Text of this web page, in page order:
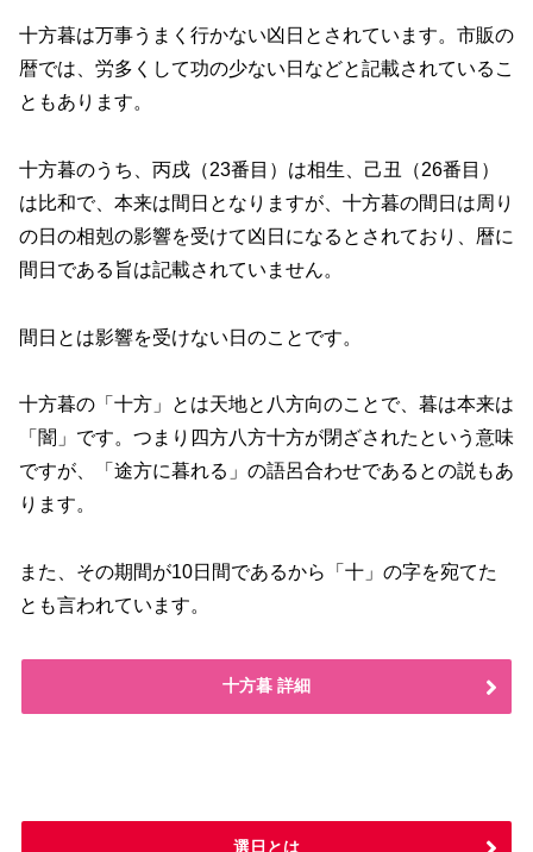
十方暮は万事うまく行かない凶日とされています。市販の
暦では、労多くして功の少ない日などと記載されているこ
ともあります。
十方暮のうち、丙戌（23番目）は相生、己丑（26番目）
は比和で、本来は間日となりますが、十方暮の間日は周り
の日の相剋の影響を受けて凶日になるとされており、暦に
間日である旨は記載されていません。
間日とは影響を受けない日のことです。
十方暮の「十方」とは天地と八方向のことで、暮は本来は
「闇」です。つまり四方八方十方が閉ざされたという意味
ですが、「途方に暮れる」の語呂合わせであるとの説もあ
ります。
また、その期間が10日間であるから「十」の字を宛てた
とも言われています。
十方暮 詳細
選日とは